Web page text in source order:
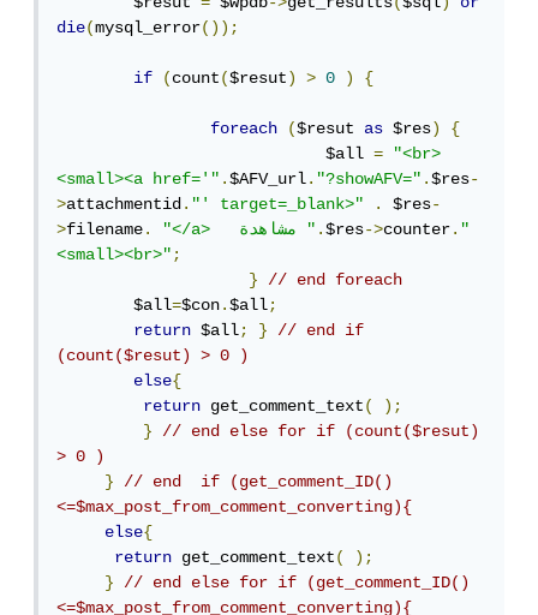
die(mysql_error());
if (count($resut) > 0 ) {
foreach ($resut as $res)
{
                            $all
=
"<br>
<small><a href='".$AFV_url."?showAFV=".$res-
>attachmentid."' target=_blank>" . $res-
>filename. "</a>   مشاهدة ".$res->counter."
<small><br>";
}
// end foreach
        $all
=$con.$all;
return $all; }
// end if
(count($resut) > 0 )
else{
return get_comment_text(
);
}
// end else for if (count($resut)
> 0 )
}
// end  if (get_comment_ID()
<=$max_post_from_comment_converting){
else{
return get_comment_text(
);
}
// end else for if (get_comment_ID()
<=$max_post_from_comment_converting){